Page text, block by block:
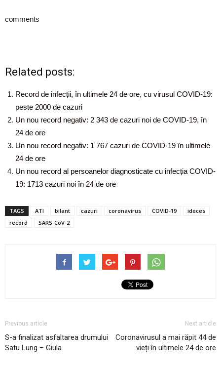
comments
Related posts:
Record de infecții, în ultimele 24 de ore, cu virusul COVID-19:
peste 2000 de cazuri
Un nou record negativ: 2 343 de cazuri noi de COVID-19, în
24 de ore
Un nou record negativ: 1 767 cazuri de COVID-19 în ultimele
24 de ore
Un nou record al persoanelor diagnosticate cu infecția COVID-
19: 1713 cazuri noi în 24 de ore
TAGS ATI bilant cazuri coronavirus COVID-19
ideces
record
SARS-CoV-2
Previous article
S-a finalizat asfaltarea drumului
Satu Lung – Giula
Next article
Coronavirusul a mai răpit 44 de
vieți în ultimele 24 de ore